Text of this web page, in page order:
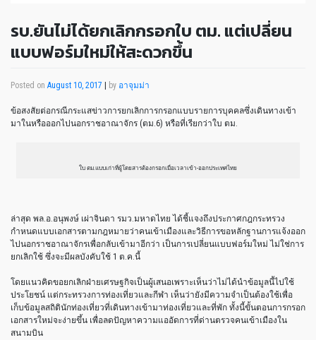
รบ.ยันไม่ได้ยกเลิกกรอกใบ ตม. แต่เปลี่ยน
แบบฟอร์มใหม่ให้สะดวกขึ้น
Posted on August 10, 2017 | by อาจุมม่า
ข้อสงสัยต่อกรณีกระแสข่าวการยกเลิกการกรอกแบบรายการบุคคลซึ่งเดินทางเข้า
มาในหรือออกไปนอกราชอาณาจักร (ตม.6) หรือที่เรียกว่าใบ ตม.
ใบ ตม.แบบเก่าที่ผู้โดยสารต้องกรอกเมื่อเวลาเข้า-ออกประเทศไทย
ล่าสุด พล.อ.อนุพงษ์ เผ่าจินดา รมว.มหาดไทย ได้ชี้แจงถึงประกาศกฎกระทรวง
กำหนดแบบเอกสารตามกฎหมายว่าคนเข้าเมืองและวิธีการขอหลักฐานการแจ้งออก
ไปนอกราชอาณาจักรเพื่อกลับเข้ามาอีกว่า เป็นการเปลี่ยนแบบฟอร์มใหม่ ไม่ใช่การ
ยกเลิกใช้ ซึ่งจะมีผลบังคับใช้ 1 ต.ค.นี้
โดยแนวคิดขอยกเลิกฝ่ายเศรษฐกิจเป็นผู้เสนอเพราะเห็นว่าไม่ได้นำข้อมูลนี้ไปใช้
ประโยชน์ แต่กระทรวงการท่องเที่ยวและกีฬา เห็นว่ายังมีความจำเป็นต้องใช้เพื่อ
เก็บข้อมูลสถิตินักท่องเที่ยวที่เดินทางเข้ามาท่องเที่ยวและที่พัก ทั้งนี้ขั้นตอนการกรอก
เอกสารใหม่จะง่ายขึ้น เพื่อลดปัญหาความแออัดการที่ด่านตรวจคนเข้าเมืองใน
สนามบิน